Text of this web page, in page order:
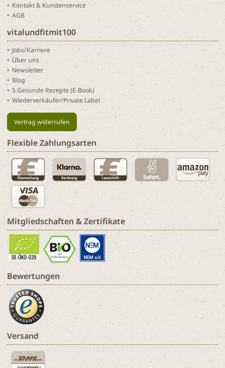
Kontakt & Kundenservice
AGB
vitalundfitmit100
Jobs/Karriere
Über uns
Newsletter
Blog
5 Gesunde Rezepte (E-Book)
Wiederverkäufer/Private Label
Vertrag widerrufen
Flexible Zahlungsarten
Mitgliedschaften & Zertifikate
Bewertungen
Versand